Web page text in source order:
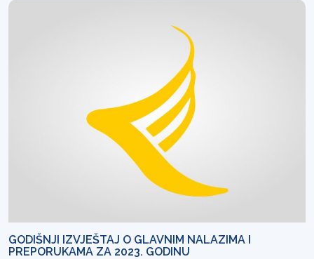
GODIŠNJI IZVJEŠTAJ O GLAVNIM NALAZIMA I
PREPORUKAMA ZA 2023. GODINU